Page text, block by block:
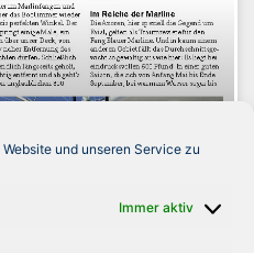
und unseren Service zu
Immer aktiv